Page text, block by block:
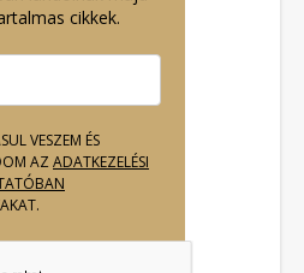
cikkek.
VESZEM ÉS
AZ ADATKEZELÉSI